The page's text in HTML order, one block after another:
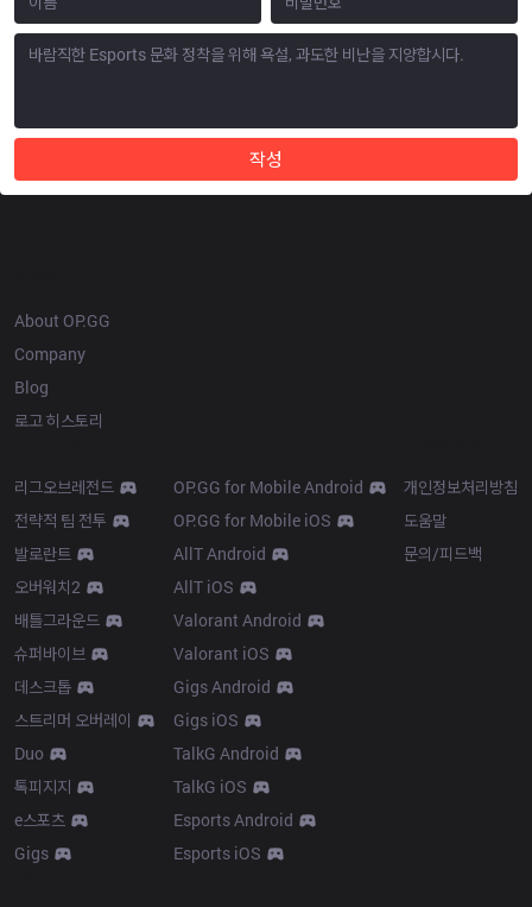
작성
About OP.GG
Company
Blog
로고 히스토리
리그오브레전드
전략적 팀 전투
발로란트
오버워치2
배틀그라운드
슈퍼바이브
데스크톱
스트리머 오버레이
Duo
톡피지지
e스포츠
Gigs
OP.GG for Mobile Android
OP.GG for Mobile iOS
AllT Android
AllT iOS
Valorant Android
Valorant iOS
Gigs Android
Gigs iOS
TalkG Android
TalkG iOS
Esports Android
Esports iOS
개인정보처리방침
도움말
문의/피드백